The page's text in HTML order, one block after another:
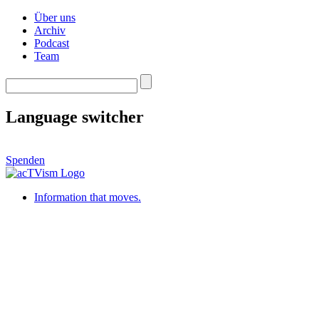
Über uns
Archiv
Podcast
Team
Language switcher
Spenden
Information that moves.